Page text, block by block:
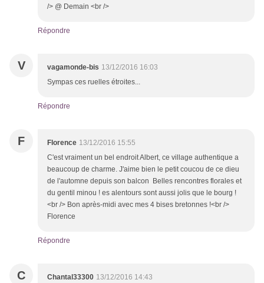
/> @ Demain <br />
Répondre
V vagamonde-bis 13/12/2016 16:03
Sympas ces ruelles étroites...
Répondre
F Florence 13/12/2016 15:55
C'est vraiment un bel endroit Albert, ce village authentique a
beaucoup de charme. J'aime bien le petit coucou de ce dieu
de l'automne depuis son balcon Belles rencontres florales et
du gentil minou ! es alentours sont aussi jolis que le bourg !
<br /> Bon après-midi avec mes 4 bises bretonnes !<br />
Florence
Répondre
C Chantal33300 13/12/2016 14:43